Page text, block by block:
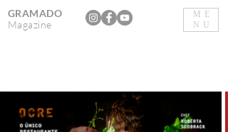
ME
NU
GRAMADO
Magazine